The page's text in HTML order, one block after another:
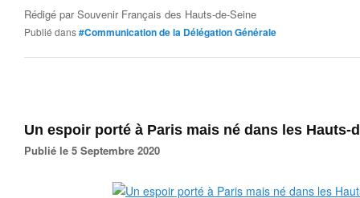
Rédigé parSouvenir Français des Hauts-de-Seine
Publié dans#Communication de la Délégation Générale
Un espoir porté à Paris mais né dans les Hauts-
Publié le 5 Septembre 2020